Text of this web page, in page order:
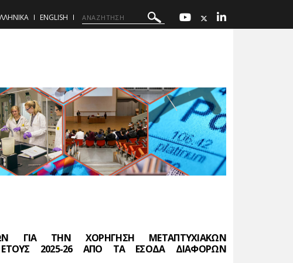
ENGLISH
ΓΙΑ ΤΗΝ ΧΟΡΗΓΗΣΗ ΜΕΤΑΠΤΥΧΙΑΚΩΝ
2025-26 ΑΠΟ ΤΑ ΕΣΟΔΑ ΔΙΑΦΟΡΩΝ